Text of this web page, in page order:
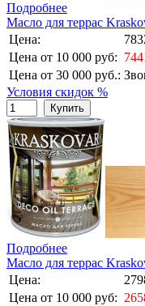
Подробнее
Масло для террас
Цена:
Цена от 10 000 руб:
Цена от 30 000 руб.:
Условия скидок %
Купить
Подробнее
Масло для террас
Цена:
Цена от 10 000 руб: